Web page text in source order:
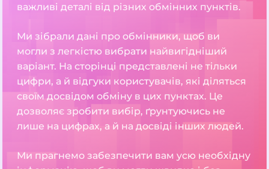
важливі деталі від різних обмінних пунктів.
Ми зібрали дані про обмінники, щоб ви
могли з легкістю вибрати найвигідніший
варіант. На сторінці представлені не тільки
цифри, а й відгуки користувачів, які діляться
своїм досвідом обміну в цих пунктах. Це
дозволяє зробити вибір, ґрунтуючись не
лише на цифрах, а й на досвіді інших людей.
Ми прагнемо забезпечити вам усю необхідну